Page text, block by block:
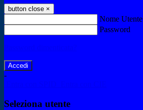
button close ×
Nome Utente
Password
-
Seleziona utente